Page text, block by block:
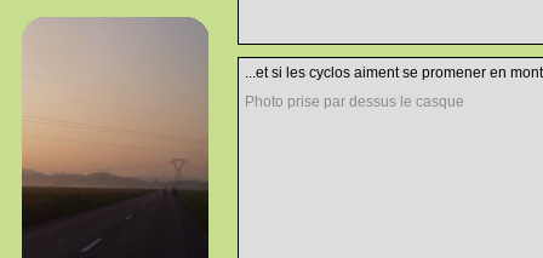
...et si les cyclos aiment se promener en
Photo prise par dessus le casque